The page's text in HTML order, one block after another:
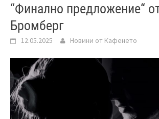
“Финално предложение“
Бромберг
12.05.2025 Новини от Кафенето